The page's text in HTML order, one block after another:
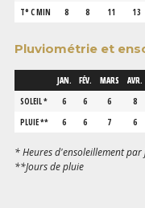
T° C MIN
8 8 11 13
Pluviométrie et
JAN. FÉV. MARS AVR.
SOLEIL *
6 6 6 8
PLUIE **
6 6 7 6
* Heures d'ensoleillement
**Jours de pluie